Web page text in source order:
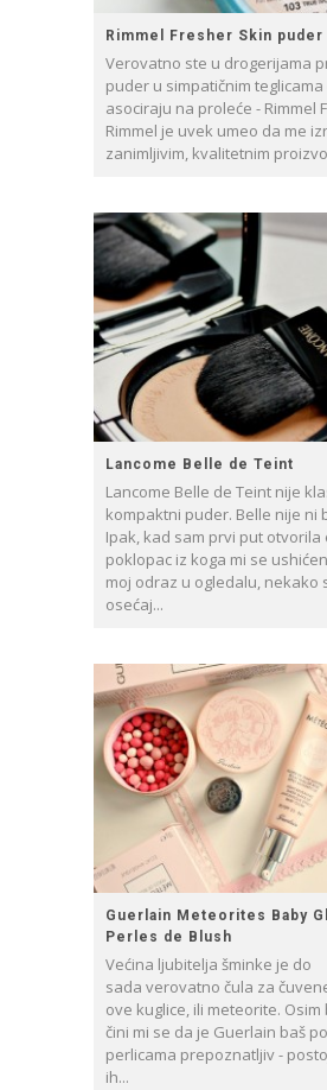
Rimmel Fresher Skin puder
Verovatno ste u drogerijama
puder u simpatičnim teglicama
asociraju na proleće - Rimmel
Rimmel je uvek umeo da me
zanimljivim, kvalitetnim
Lancome Belle de Teint
Lancome Belle de Teint nije
kompaktni puder. Belle nije ni
Ipak, kad sam prvi put otvorila
poklopac iz koga mi se
moj odraz u ogledalu, nekako
osećaj...
Guerlain Meteorites Baby
Perles de Blush
Većina ljubitelja šminke je do
sada verovatno čula za
ove kuglice, ili meteorite.
čini mi se da je Guerlain baš
perlicama prepoznatljiv -
ih...